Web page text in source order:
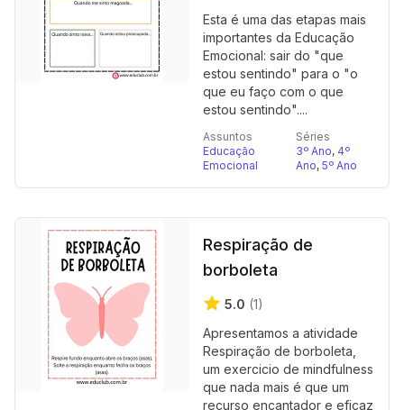
Esta é uma das etapas mais
importantes da Educação
Emocional: sair do "que
estou sentindo" para o "o
que eu faço com o que
estou sentindo"....
Assuntos
Educação
Emocional
Séries
3º Ano, 4º
Ano, 5º Ano
Respiração de
borboleta
5.0 (1)
Apresentamos a atividade
Respiração de borboleta,
um exercicio de mindfulness
que nada mais é que um
recurso encantador e eficaz